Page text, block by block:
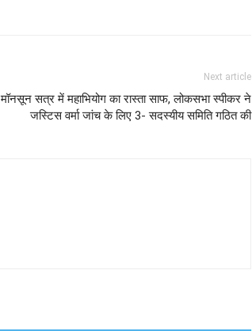
Next article
मॉनसून सत्र में महाभियोग का रास्ता साफ, लोकसभा स्पीकर ने
जस्टिस वर्मा जांच के लिए 3- सदस्यीय समिति गठित की